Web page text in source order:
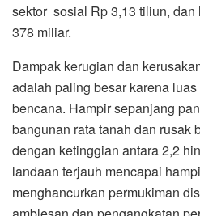
sektor sosial Rp 3,13 tiliun,
378 miliar.
Dampak kerugian dan
adalah paling besar karena
bencana. Hampir sepanjang
bangunan rata tanah dan rusak
dengan ketinggian antara 2,2
landaan terjauh mencapai
menghancurkan permukiman